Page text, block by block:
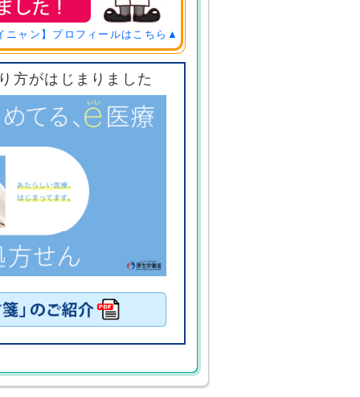
ニャン】プロフィールはこちら▲
方がはじまりました